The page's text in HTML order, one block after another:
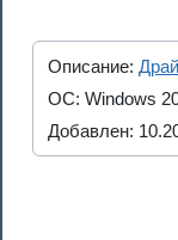
Описание:
ОС: Windows
Добавлен: